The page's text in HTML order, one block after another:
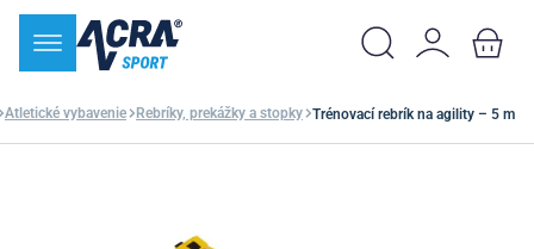
Atletické vybavenie Rebríky, prekážky a stopky Trénovací rebrík na agility – 5 m